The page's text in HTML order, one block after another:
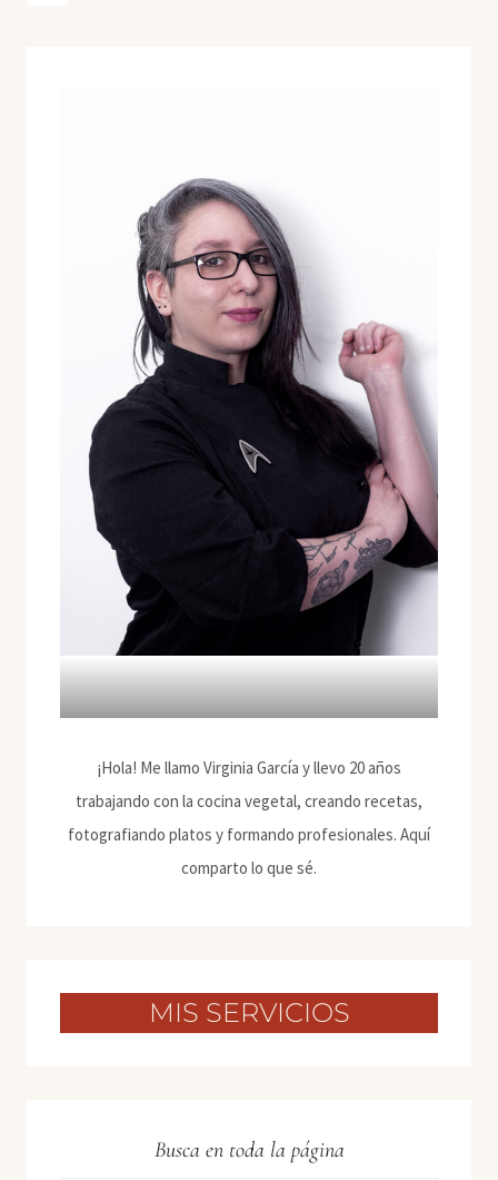
¡Hola! Me llamo Virginia García y llevo 20 años
trabajando con la cocina vegetal, creando recetas,
fotografiando platos y formando profesionales. Aquí
comparto lo que sé.
MIS SERVICIOS
Busca en toda la página